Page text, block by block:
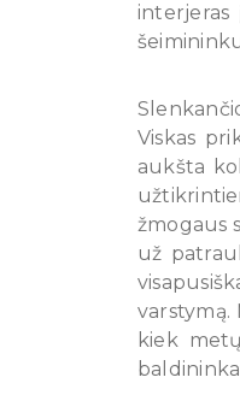
interjeras
Viskas
aukšta
žmogaus
už
varstymą.
kiek